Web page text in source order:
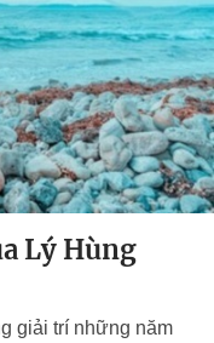
Lý Hùng
giải trí những năm